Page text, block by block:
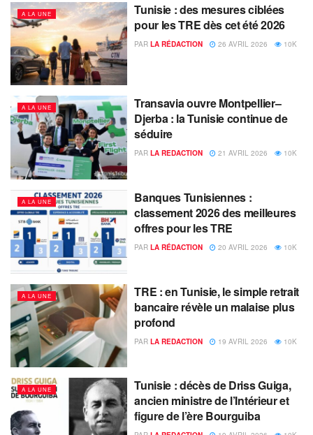
A LA UNE
Tunisie : des mesures ciblées
pour les TRE dès cet été 2026
PAR LA RÉDACTION 26 AVRIL 2026 10K
A LA UNE
Transavia ouvre Montpellier–
Djerba : la Tunisie continue de
séduire
PAR LA REDACTION 21 AVRIL 2026 10K
A LA UNE
Banques Tunisiennes :
classement 2026 des meilleures
offres pour les TRE
PAR LA RÉDACTION 20 AVRIL 2026 10K
A LA UNE
TRE : en Tunisie, le simple retrait
bancaire révèle un malaise plus
profond
PAR LA REDACTION 19 AVRIL 2026 10K
A LA UNE
Tunisie : décès de Driss Guiga,
ancien ministre de l’Intérieur et
figure de l’ère Bourguiba